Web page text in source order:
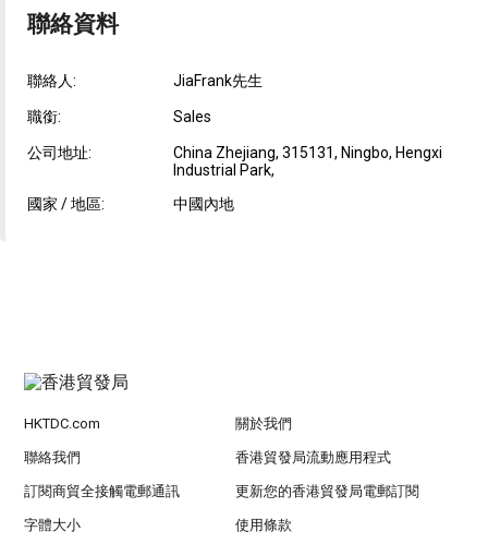
聯絡資料
聯絡人: JiaFrank先生
職銜: Sales
公司地址:
China Zhejiang, 315131, Ningbo, Hengxi
Industrial Park,
國家 / 地區:
中國內地
HKTDC.com 關於我們
聯絡我們 香港貿發局流動應用程式
訂閱商貿全接觸電郵通訊 更新您的香港貿發局電郵訂閱
字體大小 使用條款